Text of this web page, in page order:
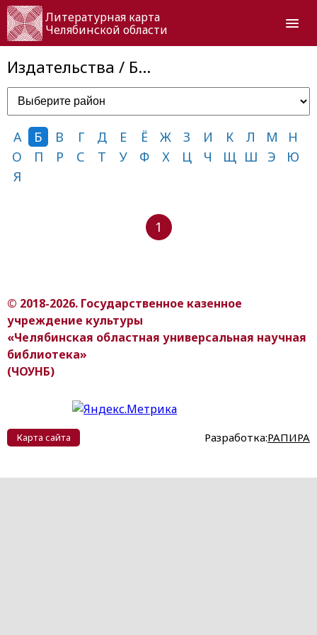
Литературная карта
Челябинской области
Издательства / Б…
А Б В Г Д Е Ё Ж З И К Л М
Н
О
П Р С Т У Ф Х Ц Ч Щ Ш Э
Ю
Я
1
Карта сайта Разработка:РАПИРА
© 2018-2026. Государственное казенное
учреждение культуры
«Челябинская областная универсальная научная
библиотека»
(ЧОУНБ)